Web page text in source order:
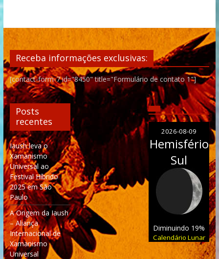
Receba informações exclusivas:
[contact-form-7 id="8450" title="Formulário de contato 1"]
Posts
recentes
Iaush leva o
Xamanismo
Universal ao
Festival Híbrido
2025 em São
Paulo
A Origem da Iaush
– Aliança
Internacional de
Xamanismo
Universal
2026-08-09
Hemisfério
Sul
Diminuindo 19%
Calendário Lunar